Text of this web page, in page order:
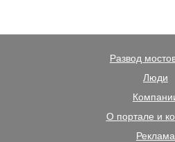
Развод
Люди
О портале и
Реклама